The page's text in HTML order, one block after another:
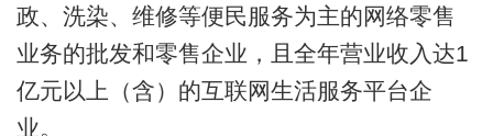
政、洗染、维修等便民服务为主的网络零售
业务的批发和零售企业，且全年营业收入达1
亿元以上（含）的互联网生活服务平台企
业。